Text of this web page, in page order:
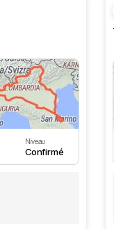
Niveau
Confirmé